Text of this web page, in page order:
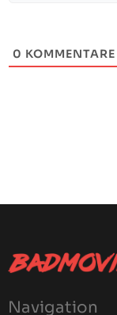
0 KOMMENTARE
Navigation